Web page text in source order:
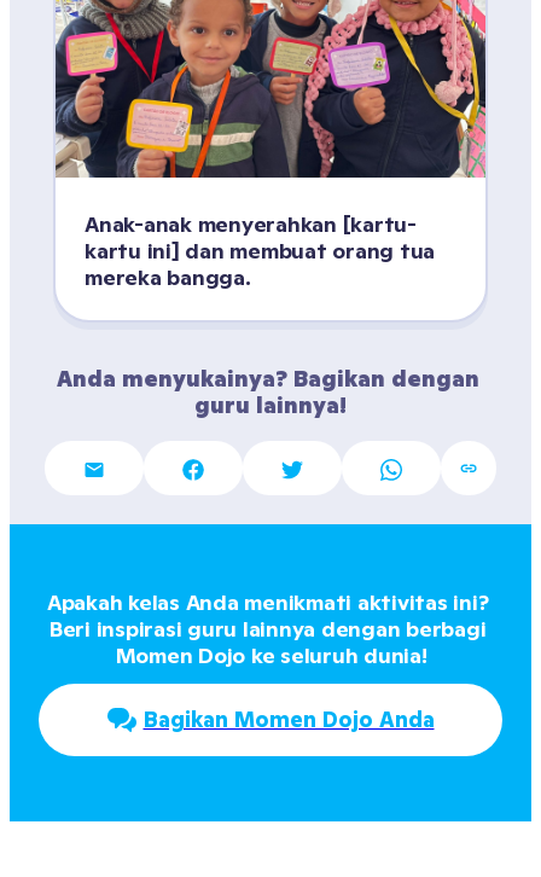
Anak-anak menyerahkan [kartu-
kartu ini] dan membuat orang tua
mereka bangga.
Anda menyukainya? Bagikan dengan
guru lainnya!
Apakah kelas Anda menikmati aktivitas ini?
Beri inspirasi guru lainnya dengan berbagi
Momen Dojo ke seluruh dunia!
Bagikan Momen Dojo Anda